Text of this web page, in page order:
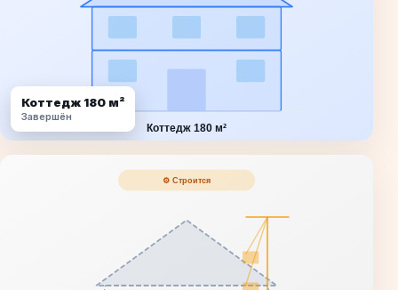
Коттедж 180 м²
Завершён